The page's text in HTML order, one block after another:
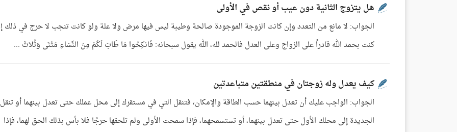
هل يتزوج الثانية دون عيب أو نقص في الأولى
الجواب: لا مانع من التعدد وإن كانت الزوجة الموجودة صالحة وطيبة ليس فيها مرض ولا علة ولو كانت تنجب لا حرج في ذلك
كنت بحمد الله قادراً على الزواج وعلى العدل فالحمد لله، الله يقول سبحانه: فَانكِحُوا مَا طَابَ لَكُمْ مِنَ النِّسَاءِ مَثْنَى وَثُلاثَ ...
كيف يعدل وله زوجتان في منطقتين متباعدتين
الجواب: الواجب عليك أن تعدل بينهما حسب الطاقة والإمكان، فتنقل التي في مستقرك إلى محل عملك حتى تعدل بينهما أو تنقل
الجديدة إلى محلك الأول حتى تعدل بينهما، أو تستسمحهما، فإذا سمحت الأولى ولم تلحقها حرجًا فلا بأس بذلك الحق لهما، فإذا